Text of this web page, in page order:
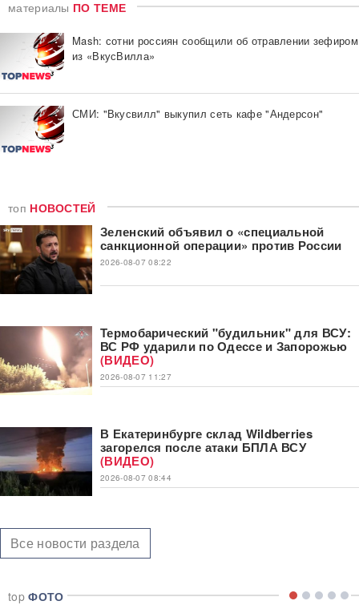
материалы ПО ТЕМЕ
Mash: сотни россиян сообщили об отравлении зефиром
из «ВкусВилла»
СМИ: "Вкусвилл" выкупил сеть кафе "Андерсон"
топ НОВОСТЕЙ
Зеленский объявил о «специальной
санкционной операции» против России
2026-08-07 08:22
Термобарический "будильник" для ВСУ:
ВС РФ ударили по Одессе и Запорожью
(ВИДЕО)
2026-08-07 11:27
В Екатеринбурге склад Wildberries
загорелся после атаки БПЛА ВСУ
(ВИДЕО)
2026-08-07 08:44
Все новости раздела
topФОТО